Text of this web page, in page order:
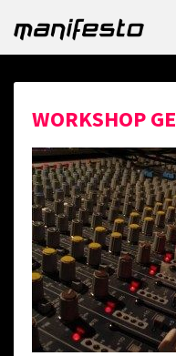
WORKSHOP